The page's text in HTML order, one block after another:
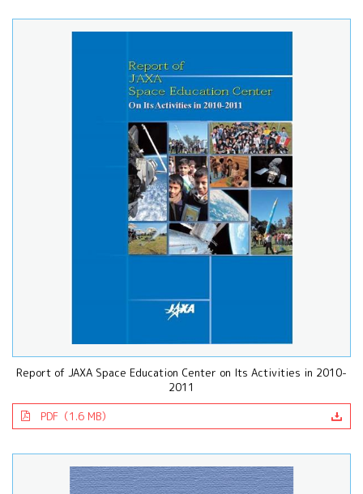
Report of JAXA Space Education Center on Its Activities in 2010-
2011
PDF（1.6 MB）